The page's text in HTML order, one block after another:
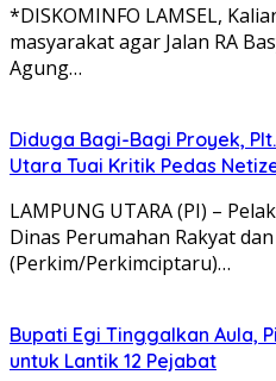
*DISKOMINFO LAMSEL,
masyarakat agar Jalan RA
Agung…
Diduga Bagi-Bagi Proyek,
Utara Tuai Kritik Pedas
LAMPUNG UTARA (PI) –
Dinas Perumahan Rakyat
(Perkim/Perkimciptaru)…
Bupati Egi Tinggalkan Aula,
untuk Lantik 12 Pejabat